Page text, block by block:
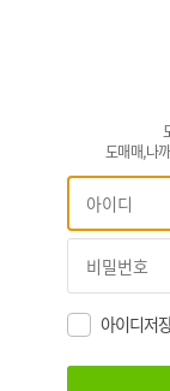
도매매,나
아이디저